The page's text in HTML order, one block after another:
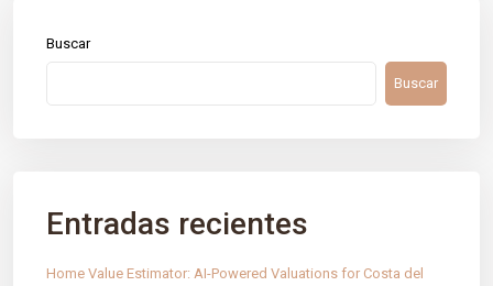
Buscar
Buscar
Entradas recientes
Home Value Estimator: AI-Powered Valuations for Costa del